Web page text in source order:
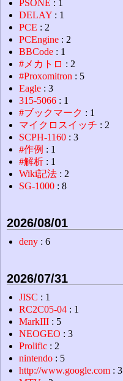
PSONE : 1
DELAY : 1
PCE : 2
PCEngine : 2
BBCode : 1
#メカトロ : 2
#Proxomitron : 5
Eagle : 3
315-5066 : 1
#ブックマーク : 1
マイクロスイッチ : 2
SCPH-1160 : 3
#作例 : 1
#解析 : 1
Wiki記法 : 2
SG-1000 : 8
2026/08/01
deny : 6
2026/07/31
JISC : 1
RC2C05-04 : 1
MarkIII : 5
NEOGEO : 3
Prolific : 2
nintendo : 5
http://www.google.com : 3